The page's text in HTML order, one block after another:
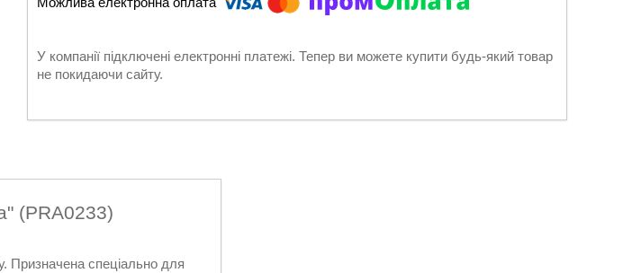
У компанії підключені електронні платежі. Тепер ви можете купити будь-який товар
не покидаючи сайту.
(PRA0233)
Призначена спеціально для